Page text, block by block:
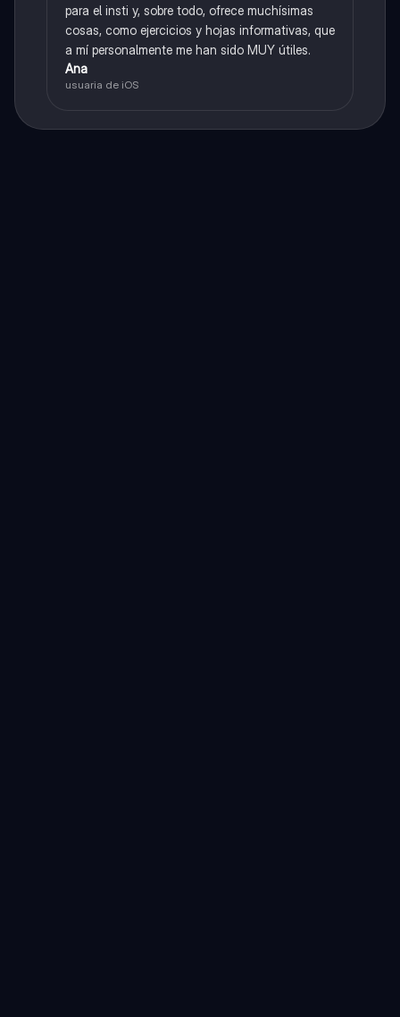
para el insti y, sobre todo, ofrece muchísimas
cosas, como ejercicios y hojas informativas, que
a mí personalmente me han sido MUY útiles.
Ana
usuaria de iOS